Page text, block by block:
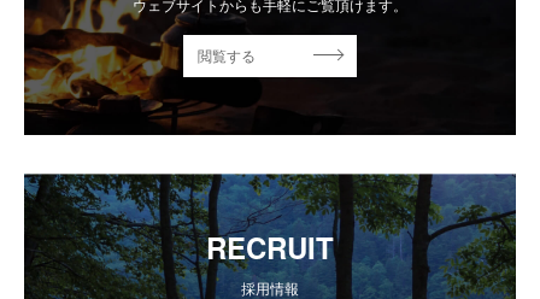
閲覧する
RECRUIT
採用情報